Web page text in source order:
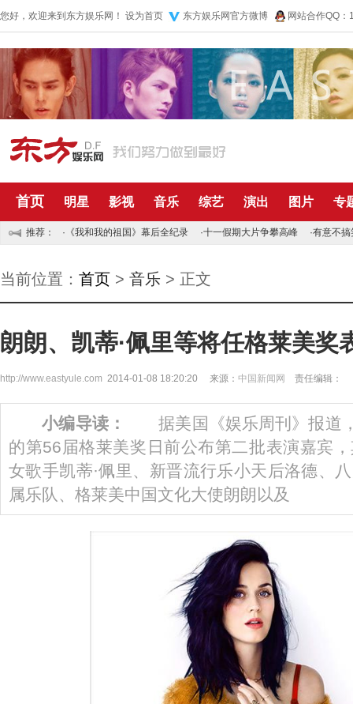
您好，欢迎来到东方娱乐网！ 设为首页 东方娱乐网官方微博 网站合作QQ
首页 明星 影视 音乐 综艺 演出 图片 专
推荐： · 《我和我的祖国》幕后全纪录 ·十一假期大片争攀高峰 ·有意不搞
当前位置： 首页 > 音乐 > 正文
朗朗、凯蒂·佩里等将任格莱美奖
http://www.eastyule.com 2014-01-08 18:20:20 来源： 中国新闻网 责任编辑：
小编导读：
据美国《娱乐周刊》报道
的第56届格莱美奖日前公布第二批表演嘉宾
女歌手凯蒂·佩里、新晋流行乐小天后洛德、
属乐队、格莱美中国文化大使朗朗以及